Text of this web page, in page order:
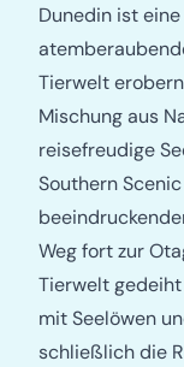
Dunedin ist
Tierwelt
Mischung aus
reisefreudige
Southern
Weg fort zur
Tierwelt
mit Seelöwen
schließlich die